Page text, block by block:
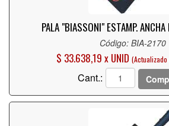
PALA "BIASSONI" ESTAMP.
Código: BIA-2170
$ 33.638,19 x UNID
Cant.: